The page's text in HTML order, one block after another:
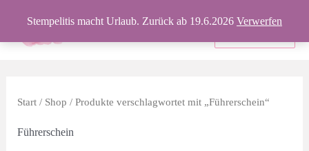
Stempelitis macht Urlaub. Zurück ab 19.6.2026 Verwerfen
springen
Produkte
Start/ Shop / Produkte verschlagwortet mit „Führerschein“
Führerschein